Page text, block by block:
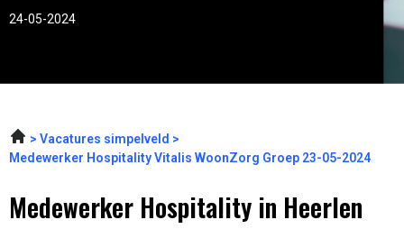
24-05-2024
Vacatures simpelveld
Medewerker Hospitality Vitalis WoonZorg Groep 23-05-2024
Medewerker Hospitality in Heerlen